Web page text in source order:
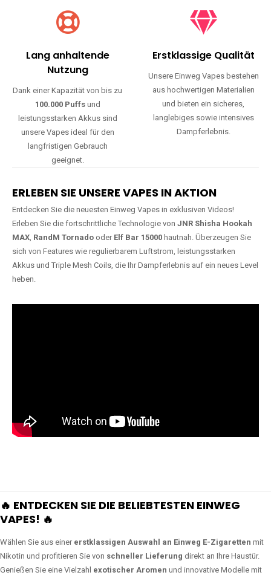
Lang anhaltende
Nutzung
Dank einer Kapazität von bis zu
100.000 Puffsund
leistungsstarken Akkus sind
unsere Vapes ideal für den
langfristigen Gebrauch
geeignet.
Erstklassige Qualität
Unsere Einweg Vapes bestehen
aus hochwertigen Materialien
und bieten ein sicheres,
langlebiges sowie intensives
Dampferlebnis.
ERLEBEN SIE UNSERE VAPES IN AKTION
Entdecken Sie die neuesten Einweg Vapes in exklusiven Videos!
Erleben Sie die fortschrittliche Technologie von JNR Shisha Hookah
MAX, RandM Tornado oder Elf Bar 15000 hautnah. Überzeugen Sie
sich von Features wie regulierbarem Luftstrom, leistungsstarken
Akkus und Triple Mesh Coils, die Ihr Dampferlebnis auf ein neues Level
heben.
🔥 ENTDECKEN SIE DIE BELIEBTESTEN EINWEG
VAPES! 🔥
Wählen Sie aus einer erstklassigen Auswahl an Einweg E-Zigaretten mit
Nikotin und profitieren Sie von schneller Lieferung direkt an Ihre Haustür.
Genießen Sie eine Vielzahl exotischer Aromen und innovative Modelle mit